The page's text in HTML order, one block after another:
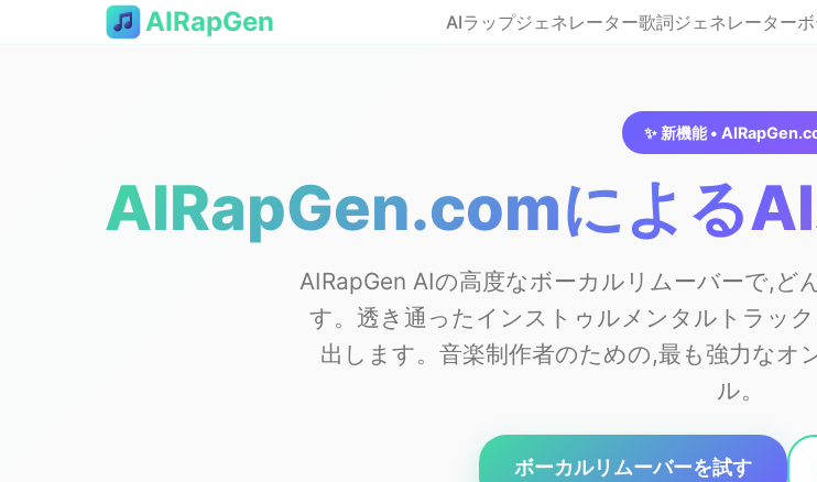
AIRapGen AIラップジェネレーター歌詞ジェネレーター
✨ 新機能 •
AIRapGen.comによる
AIRapGen AIの高度なボーカルリムーバーで,ど
す。透き通ったインストゥルメンタルトラッ
出します。音楽制作者のための,最も強力なオ
ル。
ボーカルリムーバーを試す